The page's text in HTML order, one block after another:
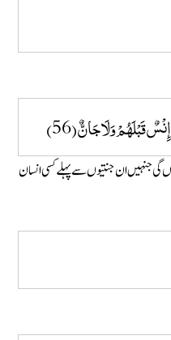
وَلَا جَانٌّ (56)
گی جنہیں ان جنتیوں سے پہلے کسی انسان